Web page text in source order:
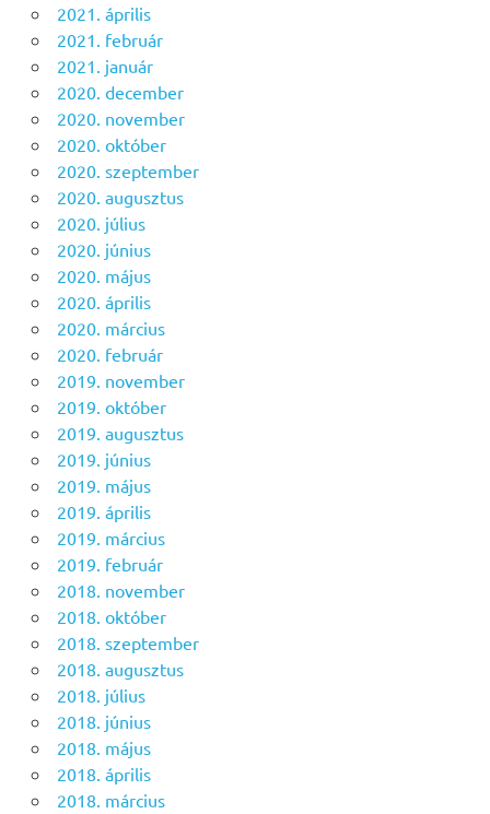
2021. április
2021. február
2021. január
2020. december
2020. november
2020. október
2020. szeptember
2020. augusztus
2020. július
2020. június
2020. május
2020. április
2020. március
2020. február
2019. november
2019. október
2019. augusztus
2019. június
2019. május
2019. április
2019. március
2019. február
2018. november
2018. október
2018. szeptember
2018. augusztus
2018. július
2018. június
2018. május
2018. április
2018. március